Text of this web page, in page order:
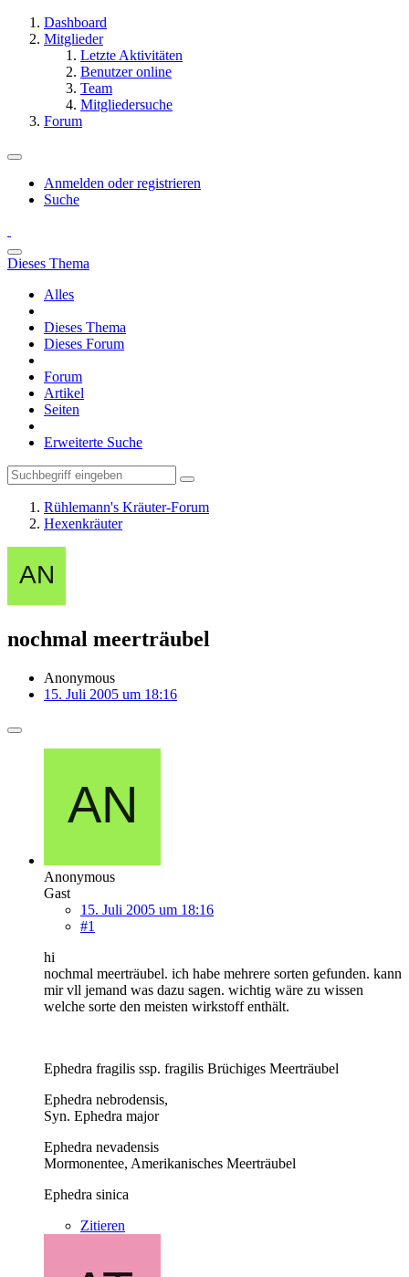
Dashboard
Mitglieder
Letzte Aktivitäten
Benutzer online
Team
Mitgliedersuche
Forum
Anmelden oder registrieren
Suche
Dieses Thema
Alles
Dieses Thema
Dieses Forum
Forum
Artikel
Seiten
Erweiterte Suche
Rühlemann's Kräuter-Forum
Hexenkräuter
nochmal meerträubel
Anonymous
15. Juli 2005 um 18:16
Anonymous
Gast
15. Juli 2005 um 18:16
#1
hi
nochmal meerträubel. ich habe mehrere sorten gefunden. kann
mir vll jemand was dazu sagen. wichtig wäre zu wissen
welche sorte den meisten wirkstoff enthält.
Ephedra fragilis ssp. fragilis Brüchiges Meerträubel
Ephedra nebrodensis,
Syn. Ephedra major
Ephedra nevadensis
Mormonentee, Amerikanisches Meerträubel
Ephedra sinica
Zitieren